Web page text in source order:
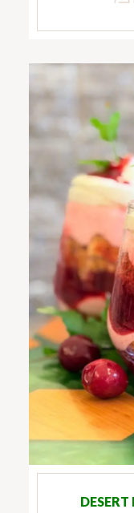
DESERT